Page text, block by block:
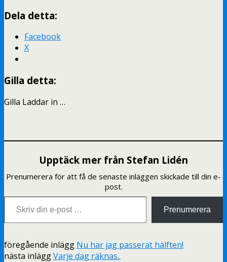
Dela detta:
Facebook
X
Gilla detta:
Gilla Laddar in …
Upptäck mer från Stefan Lidén
Prenumerera för att få de senaste inläggen skickade till din e-
post.
Skriv din e-post …
Prenumerera
föregående inlägg Nu har jag passerat hälften!
nästa inläggVarje dag räknas..